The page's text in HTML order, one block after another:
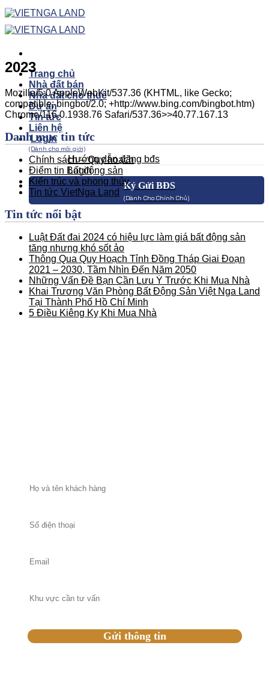
Skip
to
content
Trang chủ
Nhà đất bán
Nhà đất cho thuê
Dự án
Tin tức
Liên hệ
Login
(Dành cho môi giới)
Hướng dẫn đăng bđs
Login
Ký Gửi BĐS
(Dành Cho Chính Chủ)
2023
Mozilla/5.0 AppleWebKit/537.36 (KHTML, like Gecko;
compatible; bingbot/2.0; +http://www.bing.com/bingbot.htm)
Chrome/116.0.1938.76 Safari/537.36>>40.77.167.13
Danh mục tin tức
Chính sách – Quy hoạch
Điểm tin Bất động sản
Kiến trúc và phong thủy
Tin tức VietNga Land
Tin tức nổi bật
Luật Đất đai 2024 có hiệu lực làm giá bất động sản
tăng nhưng khó sốt ảo
Thông Qua Quy Hoạch Tỉnh Đồng Tháp Giai Đoạn
2021 – 2030, Tầm Nhìn Đến Năm 2050
Những Vấn Đề Bạn Cần Lưu Ý Trước Khi Mua Nhà
Khai Trương Văn Phòng Bất Động Sản Việt Nga Land
Tại Thành Phố Hồ Chí Minh
5 Điều Kiêng Kỵ Khi Mua Nhà